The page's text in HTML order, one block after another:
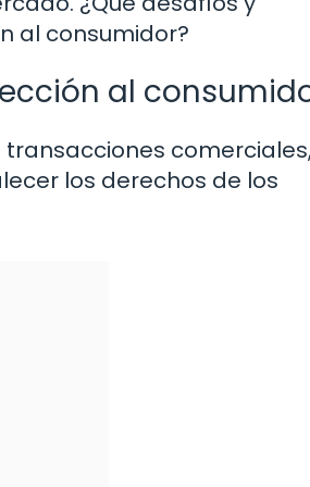
al consumidor?
al
los derechos de los